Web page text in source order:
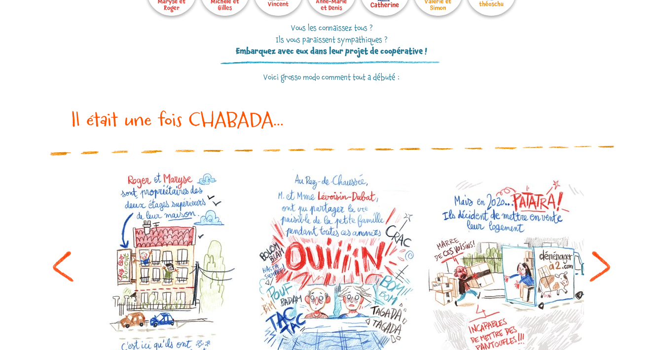
Vous les connaissez tous ?
Ils vous paraissent sympathiques ?
Embarquez avec eux dans leur projet de coopérative !
Voici grosso modo comment tout a débuté :
Il était une fois CHABADA...